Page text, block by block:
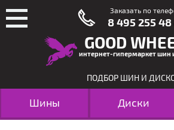
GOOD
интернет-гипермаркет шин
ПОДБОР ШИН И
Шины Диски
Заказать по
8 495 255